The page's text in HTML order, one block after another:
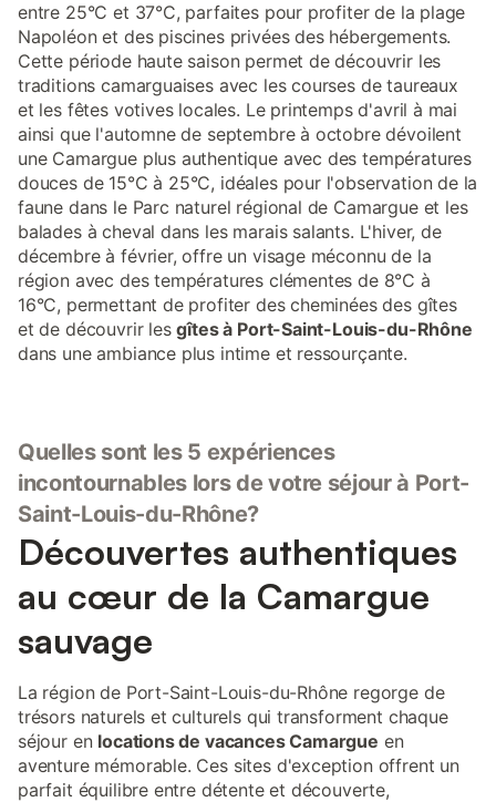
entre 25°C et 37°C, parfaites pour profiter de la plage
Napoléon et des piscines privées des hébergements.
Cette période haute saison permet de découvrir les
traditions camarguaises avec les courses de taureaux
et les fêtes votives locales. Le printemps d'avril à mai
ainsi que l'automne de septembre à octobre dévoilent
une Camargue plus authentique avec des températures
douces de 15°C à 25°C, idéales pour l'observation de la
faune dans le Parc naturel régional de Camargue et les
balades à cheval dans les marais salants. L'hiver, de
décembre à février, offre un visage méconnu de la
région avec des températures clémentes de 8°C à
16°C, permettant de profiter des cheminées des gîtes
et de découvrir lesgîtes à Port-Saint-Louis-du-Rhône
dans une ambiance plus intime et ressourçante.
Quelles sont les 5 expériences
incontournables lors de votre séjour à Port-
Saint-Louis-du-Rhône?
Découvertes authentiques
au cœur de la Camargue
sauvage
La région de Port-Saint-Louis-du-Rhône regorge de
trésors naturels et culturels qui transforment chaque
séjour en locations de vacances Camargue en
aventure mémorable. Ces sites d'exception offrent un
parfait équilibre entre détente et découverte,